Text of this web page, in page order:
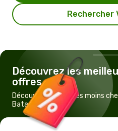
Rechercher
Découvrez les
offres
Découvrez les vols les moins
Bata